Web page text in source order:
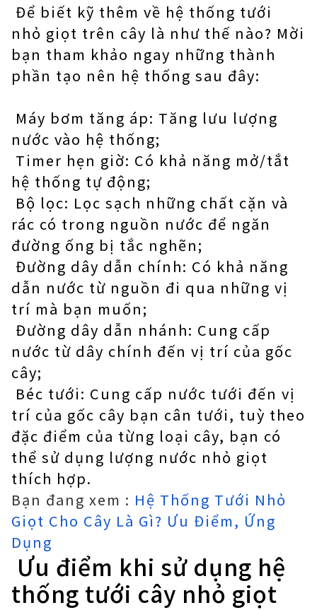
Để biết kỹ thêm về hệ thống tưới
nhỏ giọt trên cây là như thế nào? Mời
bạn tham khảo ngay những thành
phần tạo nên hệ thống sau đây:
Máy bơm tăng áp: Tăng lưu lượng
nước vào hệ thống;
Timer hẹn giờ: Có khả năng mở/tắt
hệ thống tự động;
Bộ lọc: Lọc sạch những chất cặn và
rác có trong nguồn nước để ngăn
đường ống bị tắc nghẽn;
Đường dây dẫn chính: Có khả năng
dẫn nước từ nguồn đi qua những vị
trí mà bạn muốn;
Đường dây dẫn nhánh: Cung cấp
nước từ dây chính đến vị trí của gốc
cây;
Béc tưới: Cung cấp nước tưới đến vị
trí của gốc cây bạn cân tưới, tuỳ theo
đặc điểm của từng loại cây, bạn có
thể sử dụng lượng nước nhỏ giọt
thích hợp.
Bạn đang xem : Hệ Thống Tưới Nhỏ
Giọt Cho Cây Là Gì? Ưu Điểm, Ứng
Dụng
Ưu điểm khi sử dụng hệ
thống tưới cây nhỏ giọt